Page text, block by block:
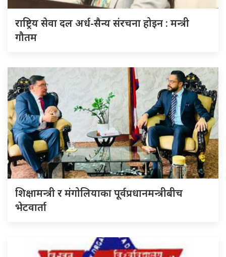
राष्ट्रिय सेवा दल अर्ध-सैन्य संरचना होइन : मन्त्री
गौतम
शिक्षामन्त्री र मंगोलियाका पूर्वप्रधानमन्त्रीबीच
भेटवार्ता